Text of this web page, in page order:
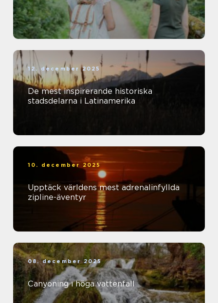
12. december 2025
De mest inspirerande historiska
stadsdelarna i Latinamerika
10. december 2025
Upptäck världens mest adrenalinfyllda
zipline-äventyr
08. december 2025
Canyoning i höga vattenfall